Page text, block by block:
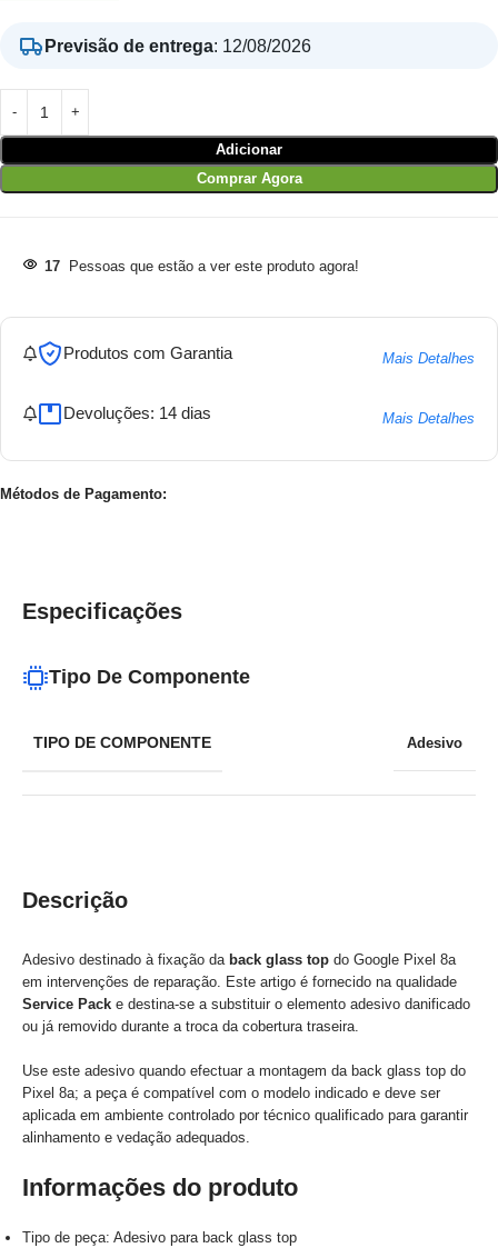
Previsão de entrega: 12/08/2026
Adicionar
Comprar Agora
17 Pessoas que estão a ver este produto agora!
Produtos com Garantia Mais Detalhes
Devoluções: 14 dias Mais Detalhes
Métodos de Pagamento:
Descrição
Adesivo destinado à fixação da back glass top do Google Pixel 8a
em intervenções de reparação. Este artigo é fornecido na qualidade
Service Pack e destina-se a substituir o elemento adesivo danificado
ou já removido durante a troca da cobertura traseira.
Use este adesivo quando efectuar a montagem da back glass top do
Pixel 8a; a peça é compatível com o modelo indicado e deve ser
aplicada em ambiente controlado por técnico qualificado para garantir
alinhamento e vedação adequados.
Informações do produto
Tipo de peça: Adesivo para back glass top
Especificações
Tipo De Componente
TIPO DE COMPONENTE Adesivo